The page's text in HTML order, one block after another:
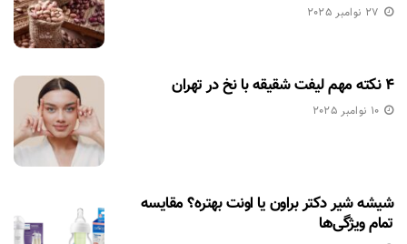
27 نوامبر 2025
۴ نکته مهم لیفت شقیقه با نخ در تهران
10 نوامبر 2025
شیشه شیر دکتر براون یا اونت بهتره؟ مقایسه
تمام ویژگی‌ها